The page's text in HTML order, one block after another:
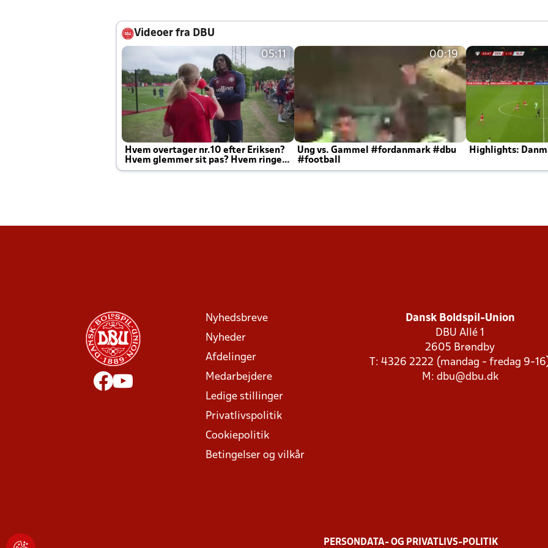
Videoer fra DBU
05:11
Hvem overtager nr.10 efter Eriksen?
Hvem glemmer sit pas? Hvem ringer
Joachim altid til efter kampe?
00:19
Ung vs. Gammel #fordanmark #dbu
#football
Highlights:
Nyhedsbreve
Nyheder
Afdelinger
Medarbejdere
Ledige stillinger
Privatlivspolitik
Cookiepolitik
Betingelser og vilkår
Dansk Boldspil-Union
DBU Allé 1
2605 Brøndby
T: 4326 2222 (mandag - fredag 9-
M: dbu@dbu.dk
PERSONDATA- OG PRIVATLIVS-POLITIK